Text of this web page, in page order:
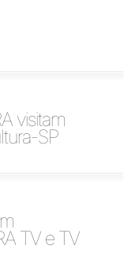
visitam
SP
TV e TV